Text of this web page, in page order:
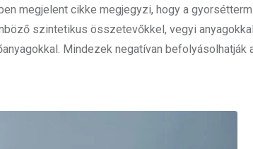
megjelent cikke megjegyzi, hogy a
szintetikus összetevőkkel, vegyi
Mindezek negatívan befolyásolhatják